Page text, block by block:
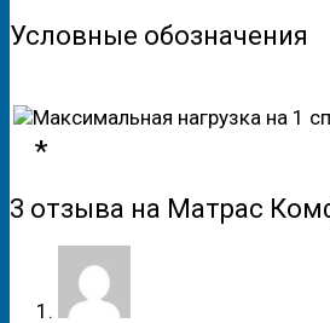
Условные обозначения
*
3 отзыва на Матрас